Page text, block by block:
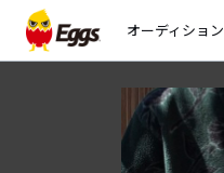
オーディション